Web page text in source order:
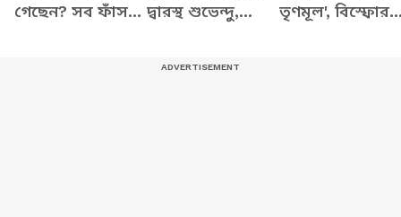
গেছেন? সব ফাঁস
দ্বারস্থ শুভেন্দু,
তৃণমূল',